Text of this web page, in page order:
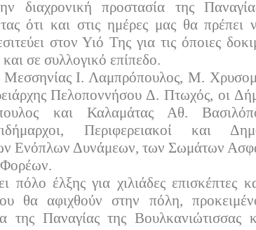
διαχρονική προστασία της
ότι και στις ημέρες μας θα πρέπει
στον Υιό Της για τις όποιες
σε συλλογικό επίπεδο.
Μεσσηνίας Ι. Λαμπρόπουλος, Μ.
Πελοποννήσου Δ. Πτωχός, οι
και Καλαμάτας Αθ.
Περιφερειακοί και
Ενόπλων Δυνάμεων, των Σωμάτων
έλξης για χιλιάδες επισκέπτες
θα αφιχθούν στην πόλη,
της Παναγίας της Βουλκανιώτισσας